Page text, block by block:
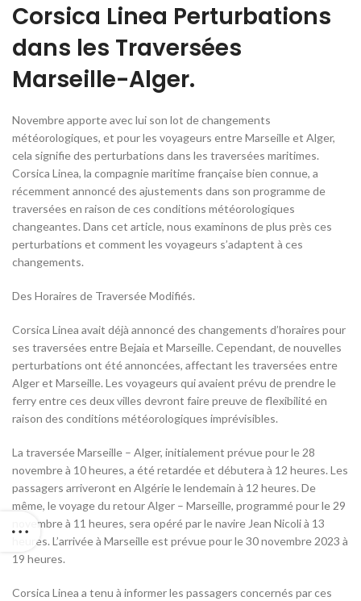
Corsica Linea Perturbations
dans les Traversées
Marseille-Alger.
Novembre apporte avec lui son lot de changements
météorologiques, et pour les voyageurs entre Marseille et Alger,
cela signifie des perturbations dans les traversées maritimes.
Corsica Linea, la compagnie maritime française bien connue, a
récemment annoncé des ajustements dans son programme de
traversées en raison de ces conditions météorologiques
changeantes. Dans cet article, nous examinons de plus près ces
perturbations et comment les voyageurs s’adaptent à ces
changements.
Des Horaires de Traversée Modifiés.
Corsica Linea avait déjà annoncé des changements d’horaires pour
ses traversées entre Bejaia et Marseille. Cependant, de nouvelles
perturbations ont été annoncées, affectant les traversées entre
Alger et Marseille. Les voyageurs qui avaient prévu de prendre le
ferry entre ces deux villes devront faire preuve de flexibilité en
raison des conditions météorologiques imprévisibles.
La traversée Marseille – Alger, initialement prévue pour le 28
novembre à 10 heures, a été retardée et débutera à 12 heures. Les
passagers arriveront en Algérie le lendemain à 12 heures. De
même, le voyage du retour Alger – Marseille, programmé pour le 29
novembre à 11 heures, sera opéré par le navire Jean Nicoli à 13
heures. L’arrivée à Marseille est prévue pour le 30 novembre 2023 à
19 heures.
Corsica Linea a tenu à informer les passagers concernés par ces